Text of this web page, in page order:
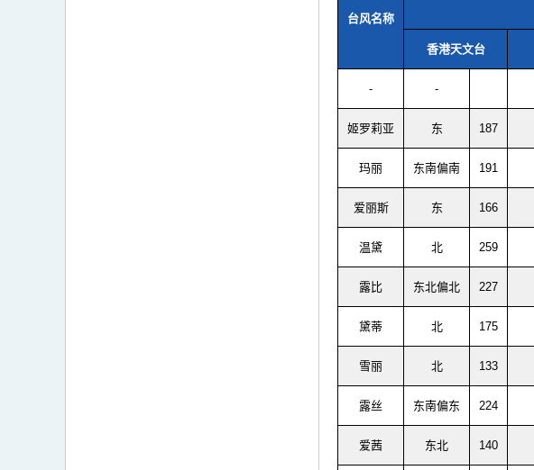
台风名称
香港天文台
- -
姬罗莉亚 东 187
玛丽 东南偏南 191
爱丽斯 东 166
温黛 北 259
露比 东北偏北 227
黛蒂 北 175
雪丽 北 133
露丝 东南偏东 224
爱茜 东北 140